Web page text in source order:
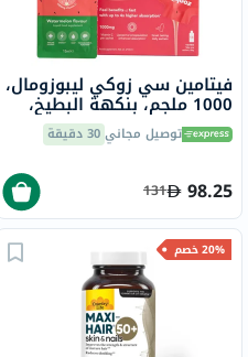
فيتامين سي زوكي ليبوزومال،
1000 ملجم، بنكهة البطيخ،
للأطفال، كيس 15 مل، 14
قطعة توصيل مجاني30 دقيقة
98.25
131
20% خصم